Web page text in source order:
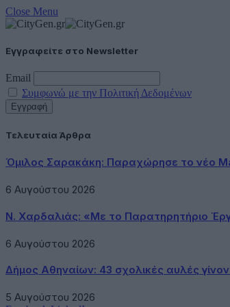
Close Menu
Εγγραφείτε στο Newsletter
Email
Συμφωνώ με την Πολιτική Δεδομένων
Τελευταία Άρθρα
Όμιλος Σαρακάκη: Παραχώρησε το νέο
6 Αυγούστου 2026
Ν. Χαρδαλιάς: «Με το Παρατηρητήριο
6 Αυγούστου 2026
Δήμος Αθηναίων: 43 σχολικές αυλές
5 Αυγούστου 2026